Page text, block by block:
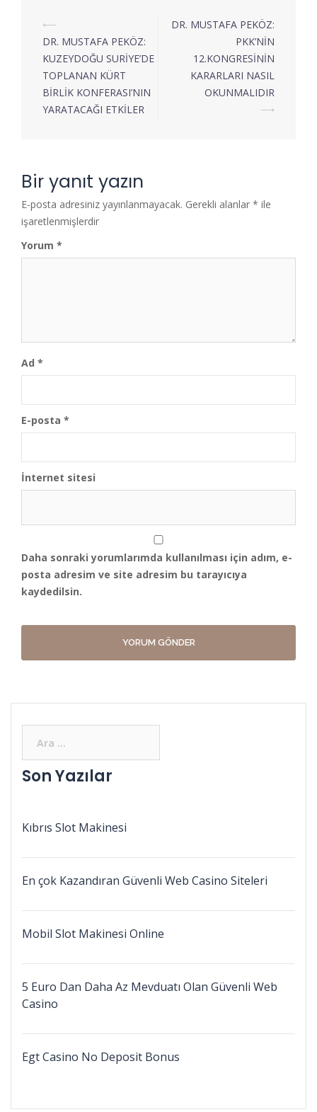
⟵
DR. MUSTAFA PEKÖZ:
KUZEYDOĞU SURİYE’DE
TOPLANAN KÜRT
BİRLİK KONFERASI’NIN
YARATACAĞI ETKİLER
DR. MUSTAFA PEKÖZ:
PKK’NİN
12.KONGRESİNİN
KARARLARI NASIL
OKUNMALIDIR
⟶
Bir yanıt yazın
E-posta adresiniz yayınlanmayacak. Gerekli alanlar * ile
işaretlenmişlerdir
Yorum *
Ad *
E-posta *
İnternet sitesi
Daha sonraki yorumlarımda kullanılması için adım, e-
posta adresim ve site adresim bu tarayıcıya
kaydedilsin.
Son Yazılar
Kıbrıs Slot Makinesi
En çok Kazandıran Güvenli Web Casino Siteleri
Mobil Slot Makinesi Online
5 Euro Dan Daha Az Mevduatı Olan Güvenli Web
Casino
Egt Casino No Deposit Bonus